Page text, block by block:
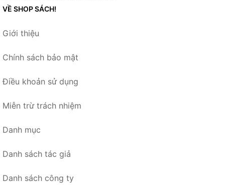
VỀ SHOP SÁCH!
Giới thiệu
Chính sách bảo mật
Điều khoản sử dụng
Miễn trừ trách nhiệm
Danh mục
Danh sách tác giả
Danh sách công ty